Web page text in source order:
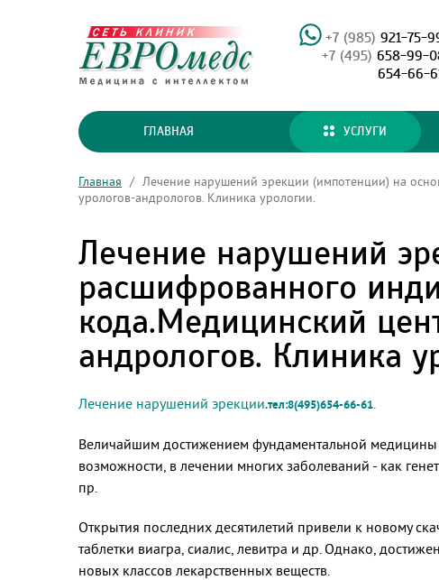
+7 (985) 921-75-
+7 (495) 658-99-
654-66-
ГЛАВНАЯ УСЛУГИ
Главная / Лечение нарушений эрекции (импотенции) на
урологов-андрологов. Клиника урологии.
Лечение нарушений
расшифрованного
кода.Медицинский
андрологов. Клиника
Лечение нарушений эрекции.тел:8(495)654-66-61.
Величайшим достижением фундаментальной медицины
возможности, в лечении многих заболеваний - как
пр.
Открытия последних десятилетий привели к новому
таблетки виагра, сиалис, левитра и др. Однако,
новых классов лекарственных веществ.